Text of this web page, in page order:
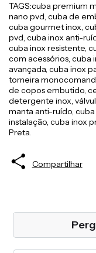
TAGS:cuba premium
nano pvd, cuba de
cuba gourmet inox,
pvd, cuba inox anti-
cuba inox resistente,
com acessórios, cuba
avançada, cuba inox
torneira
de copos embutido,
detergente inox,
manta anti-ruído,
instalação, cuba inox
Preta.
Compartilhar